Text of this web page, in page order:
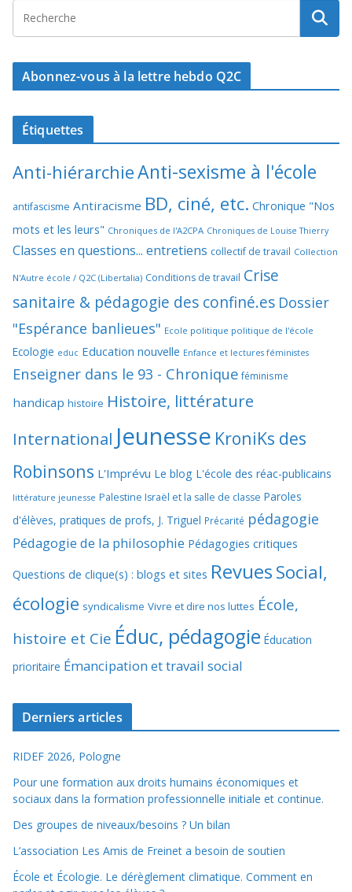
Abonnez-vous à la lettre hebdo Q2C
Étiquettes
Anti-hiérarchieAnti-sexisme à l'école
antifascisme Antiracisme BD, ciné, etc. Chronique "Nos
mots et les leurs" Chroniques de l'A2CPA Chroniques de Louise Thierry
Classes en questions... entretiens collectif de travail Collection
N'Autre école / Q2C (Libertalia) Conditions de travail Crise
sanitaire & pédagogie des confiné.es Dossier
"Espérance banlieues" Ecole politique politique de l'école
Ecologie educ Education nouvelle Enfance et lectures féministes
Enseigner dans le 93 - Chronique féminisme
handicap histoire Histoire, littérature
International Jeunesse KroniKs des
Robinsons L'Imprévu Le blog L'école des réac-publicains
littérature jeunesse Palestine Israël et la salle de classe Paroles
d'élèves, pratiques de profs, J. Triguel Précarité pédagogie
Pédagogie de la philosophie Pédagogies critiques
Questions de clique(s) : blogs et sites RevuesSocial,
écologie syndicalisme Vivre et dire nos luttes École,
histoire et Cie Éduc, pédagogie Éducation
prioritaire Émancipation et travail social
Derniers articles
RIDEF 2026, Pologne
Pour une formation aux droits humains économiques et
sociaux dans la formation professionnelle initiale et continue.
Des groupes de niveaux/besoins ? Un bilan
L’association Les Amis de Freinet a besoin de soutien
École et Écologie. Le dérèglement climatique. Comment en